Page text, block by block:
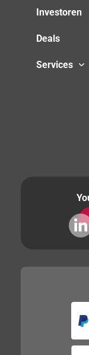
Investoren
Deals
Services